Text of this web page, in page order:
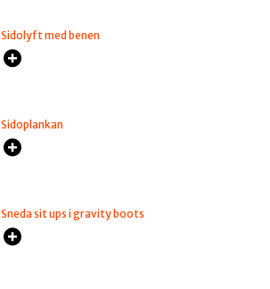
Sidolyft med benen
Sidoplankan
Sneda sit ups i gravity boots